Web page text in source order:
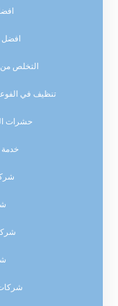
التخلص من
تنظيف في
حشرات